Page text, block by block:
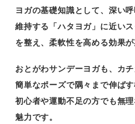
ヨガの基礎知識として、深い
維持する「ハタヨガ」に近い
を整え、柔軟性を高める効果が
おとがわサンデーヨガも、カ
簡単なポーズで隅々まで伸ばす
初心者や運動不足の方でも無
魅力です。